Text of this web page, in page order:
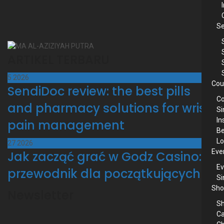
5 2026
SendiDoc review: the best pills
and pharmacy solutions for wrist
pain management
27 2026
Jak zacząć grać w Godz Casino:
przewodnik dla początkujących